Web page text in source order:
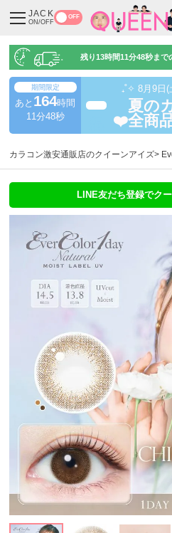
JACK
ON/OFF
OFF
残り13時間11分47秒まで
期間限定
あと 164時間
11分47秒
₊˚✧ 8月9日
夏の
❤️全商
カラコン激安通販店のクイーンアイズ
LINE友だち登録でク